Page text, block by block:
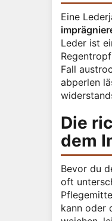
Eine
Leder ist
Fall
abperlen
Die
dem
Bevor du
oft
kann oder